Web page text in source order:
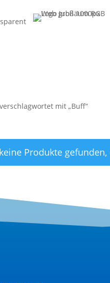
mit „Buff“
Produkte